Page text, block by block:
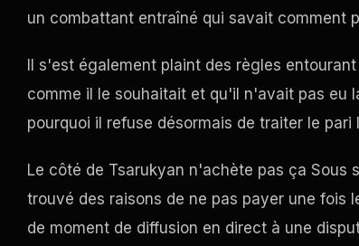
un combattant entraîné qui savait comment
Il s'est également plaint des règles
comme il le souhaitait et qu'il n'avait pas eu
pourquoi il refuse désormais de traiter le pari
Le côté de Tsarukyan n'achète pas ça Sous
trouvé des raisons de ne pas payer une fois
de moment de diffusion en direct à une